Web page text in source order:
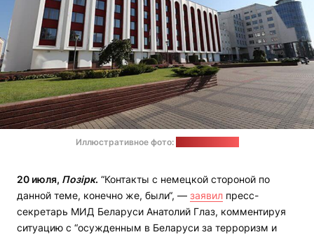
Иллюстративное фото:
20 июля, Позірк. “Контакты с немецкой стороной по
данной теме, конечно же, были“, — заявил пресс-
секретарь МИД Беларуси Анатолий Глаз, комментируя
ситуацию с “осужденным в Беларуси за терроризм и